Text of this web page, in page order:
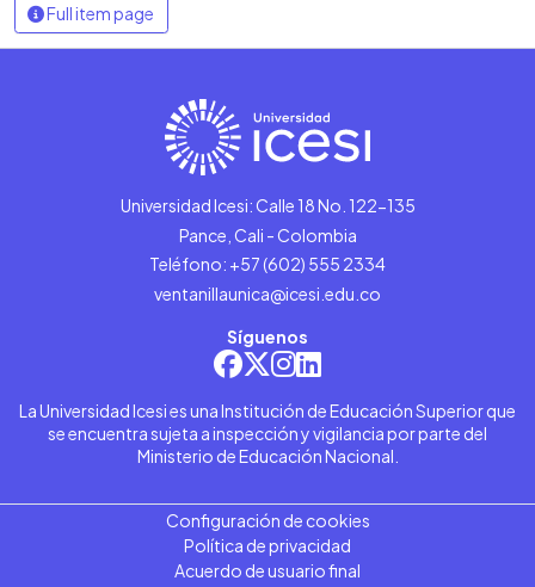
Full item page
Universidad Icesi: Calle 18 No. 122-135
Pance, Cali - Colombia
Teléfono: +57 (602) 555 2334
ventanillaunica@icesi.edu.co
Síguenos
La Universidad Icesi es una Institución de Educación Superior que
se encuentra sujeta a inspección y vigilancia por parte del
Ministerio de Educación Nacional.
Configuración de cookies
Política de privacidad
Acuerdo de usuario final